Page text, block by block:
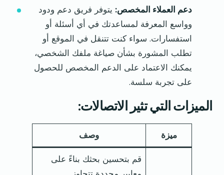
دعم العملاء المخصص: يتوفر فريق دعم ودود
وواسع المعرفة لمساعدتك في أي أسئلة أو
استفسارات. سواء كنت تتنقل في الموقع أو
تطلب المشورة بشأن صياغة ملفك الشخصي،
يمكنك الاعتماد على الدعم المخصص للحصول
على تجربة سلسة.
الميزات التي تثير الاتصالات:
ميزة وصف
قم بتحسين بحثك بناءً على